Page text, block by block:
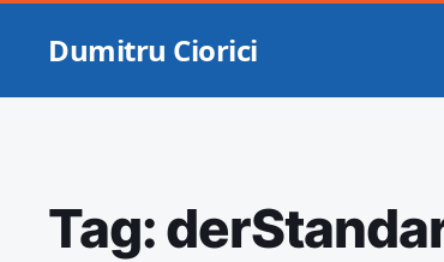
Dumitru Ciorici
Tag: